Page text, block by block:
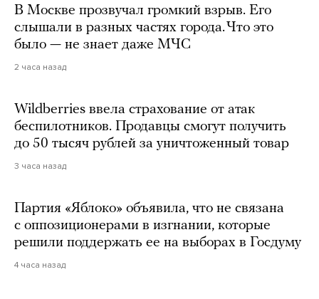
В Москве прозвучал громкий взрыв. Его
слышали в разных частях города. Что это
было — не знает даже МЧС
2 часа назад
Wildberries ввела страхование от атак
беспилотников. Продавцы смогут получить
до 50 тысяч рублей за уничтоженный товар
3 часа назад
Партия «Яблоко» объявила, что не связана
с оппозиционерами в изгнании, которые
решили поддержать ее на выборах в Госдуму
4 часа назад